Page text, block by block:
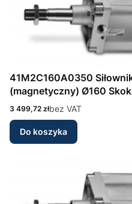
41M2C160A0350
(magnetyczny) Ø160
amortyzacja przód/tył
Camozzi
Cena
3 499,72 złbez VAT
Do koszyka